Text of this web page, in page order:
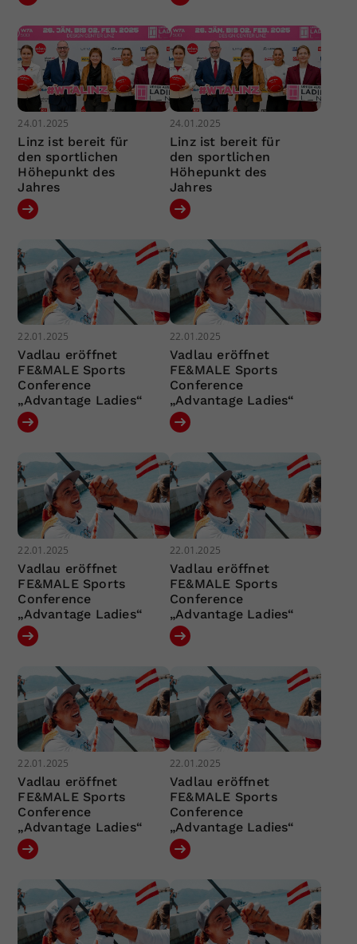
24.01.2025
Linz ist bereit für
den sportlichen
Höhepunkt des
Jahres
24.01.2025
Linz ist bereit für
den sportlichen
Höhepunkt des
Jahres
22.01.2025
Vadlau eröffnet
FE&MALE Sports
Conference
„Advantage Ladies“
22.01.2025
Vadlau eröffnet
FE&MALE Sports
Conference
„Advantage Ladies“
22.01.2025
Vadlau eröffnet
FE&MALE Sports
Conference
„Advantage Ladies“
22.01.2025
Vadlau eröffnet
FE&MALE Sports
Conference
„Advantage Ladies“
22.01.2025
Vadlau eröffnet
FE&MALE Sports
Conference
„Advantage Ladies“
22.01.2025
Vadlau eröffnet
FE&MALE Sports
Conference
„Advantage Ladies“